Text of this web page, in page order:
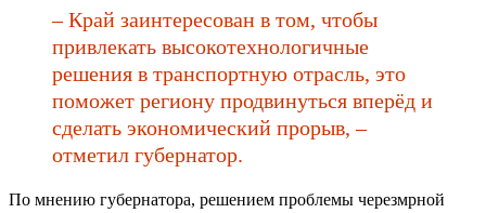
– Край заинтересован в том, чтобы
привлекать высокотехнологичные
решения в транспортную отрасль, это
поможет региону продвинуться вперёд и
сделать экономический прорыв, –
отметил губернатор.
По мнению губернатора, решением проблемы черезмрной